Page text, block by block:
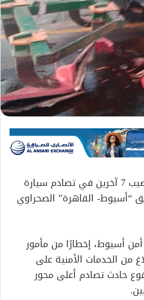
لقي 5 أشخاص مصرعهم وأصيب 7 آخرين في تصادم سيارة
“أسيوط- القاهرة” الصحراوي
أسيوط، إخطارًا من مأمور
من الخدمات الأمنية على
حادث تصادم أعلى محور